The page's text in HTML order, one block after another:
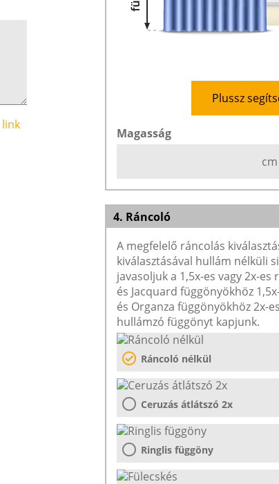
link
Plussz
Magasság
cm
4. Ráncoló
A megfelelő ráncolás
kiválasztásával hullám nélküli
javasoljuk a 1,5x-es vagy 2x-
és Jacquard függönyökhöz
és Organza függönyökhöz 2x-
hullámzó függönyt kapjunk.
Ráncoló nélkül
Ceruzás átlátszó 2x
Ringlis függöny